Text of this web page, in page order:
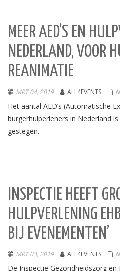
MEER AED’S EN
NEDERLAND, VOOR
REANIMATIE
MRT 04, 2019 ALL4EVENTS
Het aantal AED’s (Automatische
burgerhulperleners in Nederland
gestegen.
INSPECTIE HEEFT
HULPVERLENING
BIJ EVENEMENTEN’
MRT 03, 2019 ALL4EVENTS
De Inspectie Gezondheidszorg en